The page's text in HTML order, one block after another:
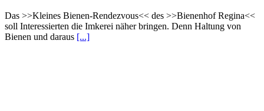
Das >>Kleines Bienen-Rendezvous<< des >>Bienenhof Regina<<
soll Interessierten die Imkerei näher bringen. Denn Haltung von
Bienen und daraus [...]